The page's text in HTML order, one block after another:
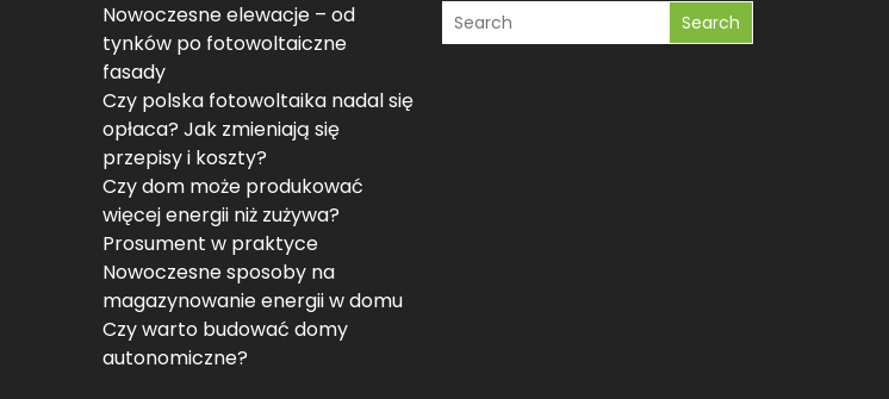
Nowoczesne elewacje – od
tynków po fotowoltaiczne
fasady
Czy polska fotowoltaika nadal się
opłaca? Jak zmieniają się
przepisy i koszty?
Czy dom może produkować
więcej energii niż zużywa?
Prosument w praktyce
Nowoczesne sposoby na
magazynowanie energii w domu
Czy warto budować domy
autonomiczne?
Search